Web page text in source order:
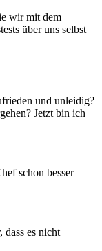
wir mit dem
über uns selbst
und unleidig?
Jetzt bin ich
schon besser
es nicht